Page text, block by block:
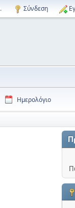
. Σύνδεση
Ημερολόγιο